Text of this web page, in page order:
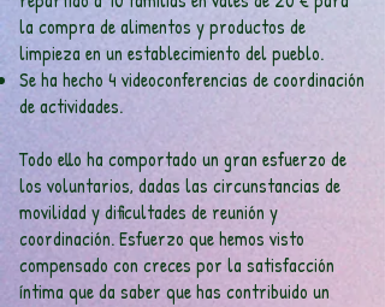
la compra de alimentos y productos de
limpieza en un establecimiento del pueblo.
Se ha hecho 4 videoconferencias de coordinación
de actividades.
Todo ello ha comportado un gran esfuerzo de
los voluntarios, dadas las circunstancias de
movilidad y dificultades de reunión y
coordinación. Esfuerzo que hemos visto
compensado con creces por la satisfacción
íntima que da saber que has contribuido un